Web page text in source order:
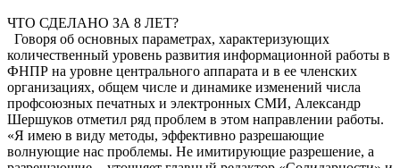
ЧТО СДЕЛАНО ЗА 8 ЛЕТ?
Говоря об основных параметрах, характеризующих
количественный уровень развития информационной работы в
ФНПР на уровне центрального аппарата и в ее членских
организациях, общем числе и динамике изменений числа
профсоюзных печатных и электронных СМИ, Александр
Шершуков отметил ряд проблем в этом направлении работы.
«Я имею в виду методы, эффективно разрешающие
волнующие нас проблемы. Не имитирующие разрешение, а